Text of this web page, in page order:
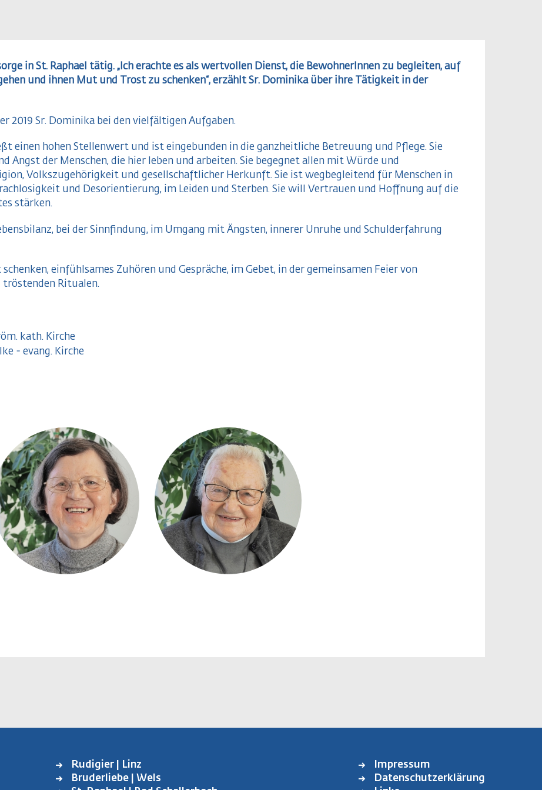
in St. Raphael tätig. „Ich erachte es als wertvollen Dienst, die BewohnerInnen zu begleiten, auf
und ihnen Mut und Trost zu schenken“, erzählt Sr. Dominika über ihre Tätigkeit in der
2019 Sr. Dominika bei den vielfältigen Aufgaben.
einen hohen Stellenwert und ist eingebunden in die ganzheitliche Betreuung und Pflege. Sie
Angst der Menschen, die hier leben und arbeiten. Sie begegnet allen mit Würde und
Volkszugehörigkeit und gesellschaftlicher Herkunft. Sie ist wegbegleitend für Menschen in
und Desorientierung, im Leiden und Sterben. Sie will Vertrauen und Hoffnung auf die
stärken.
bei der Sinnfindung, im Umgang mit Ängsten, innerer Unruhe und Schulderfahrung
einfühlsames Zuhören und Gespräche, im Gebet, in der gemeinsamen Feier von
tröstenden Ritualen.
kath. Kirche
- evang. Kirche
FUSSBEREICH L
Rudigier | Linz
Bruderliebe | Wels
FOOTER
Impressum
Datenschutzerklärung